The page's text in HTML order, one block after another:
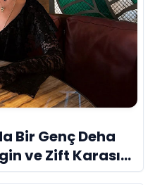
Bir Genç Deha
ve Zift Karası